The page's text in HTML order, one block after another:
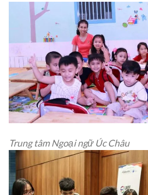
Trung tâm Ngoại ngữ Úc Châu